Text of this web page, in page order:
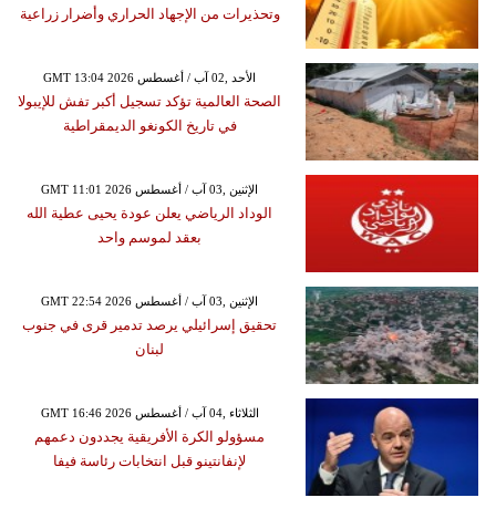
وتحذيرات من الإجهاد الحراري وأضرار زراعية
GMT 13:04 2026 الأحد ,02 آب / أغسطس
الصحة العالمية تؤكد تسجيل أكبر تفش للإيبولا
في تاريخ الكونغو الديمقراطية
GMT 11:01 2026 الإثنين ,03 آب / أغسطس
الوداد الرياضي يعلن عودة يحيى عطية الله
بعقد لموسم واحد
GMT 22:54 2026 الإثنين ,03 آب / أغسطس
تحقيق إسرائيلي يرصد تدمير قرى في جنوب
لبنان
GMT 16:46 2026 الثلاثاء ,04 آب / أغسطس
مسؤولو الكرة الأفريقية يجددون دعمهم
لإنفانتينو قبل انتخابات رئاسة فيفا